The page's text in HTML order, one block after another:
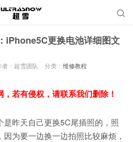

iPhone5C更换电池详细图文
者：超雪团队 分类： 维修教程
若有侵权，请联系我们删除！
是昨天自己更换5C尾插照的，照
为要一边换一边拍照比较麻烦，